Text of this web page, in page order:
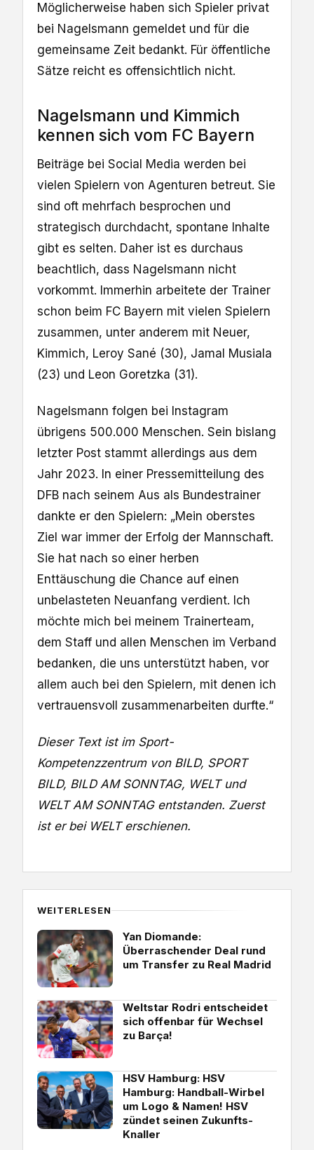
Möglicherweise haben sich Spieler privat
bei Nagelsmann gemeldet und für die
gemeinsame Zeit bedankt. Für öffentliche
Sätze reicht es offensichtlich nicht.
Nagelsmann und Kimmich
kennen sich vom FC Bayern
Beiträge bei Social Media werden bei
vielen Spielern von Agenturen betreut. Sie
sind oft mehrfach besprochen und
strategisch durchdacht, spontane Inhalte
gibt es selten. Daher ist es durchaus
beachtlich, dass Nagelsmann nicht
vorkommt. Immerhin arbeitete der Trainer
schon beim FC Bayern mit vielen Spielern
zusammen, unter anderem mit Neuer,
Kimmich, Leroy Sané (30), Jamal Musiala
(23) und Leon Goretzka (31).
Nagelsmann folgen bei Instagram
übrigens 500.000 Menschen. Sein bislang
letzter Post stammt allerdings aus dem
Jahr 2023. In einer Pressemitteilung des
DFB nach seinem Aus als Bundestrainer
dankte er den Spielern: „Mein oberstes
Ziel war immer der Erfolg der Mannschaft.
Sie hat nach so einer herben
Enttäuschung die Chance auf einen
unbelasteten Neuanfang verdient. Ich
möchte mich bei meinem Trainerteam,
dem Staff und allen Menschen im Verband
bedanken, die uns unterstützt haben, vor
allem auch bei den Spielern, mit denen ich
vertrauensvoll zusammenarbeiten durfte.“
Dieser Text ist im Sport-
Kompetenzzentrum von BILD, SPORT
BILD, BILD AM SONNTAG, WELT und
WELT AM SONNTAG entstanden. Zuerst
ist er bei WELT erschienen.
WEITERLESEN
Yan Diomande:
Überraschender Deal rund
um Transfer zu Real Madrid
Weltstar Rodri entscheidet
sich offenbar für Wechsel
zu Barça!
HSV Hamburg: HSV
Hamburg: Handball-Wirbel
um Logo & Namen! HSV
zündet seinen Zukunfts-
Knaller